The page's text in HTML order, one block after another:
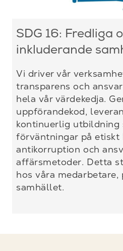
SDG 16: Fredliga
inkluderande
Vi driver vår
transparens och
hela vår värdekedja.
uppförandekod,
kontinuerlig utbildning
förväntningar på etiskt
antikorruption och
affärsmetoder. Detta
hos våra medarbetare,
samhället.